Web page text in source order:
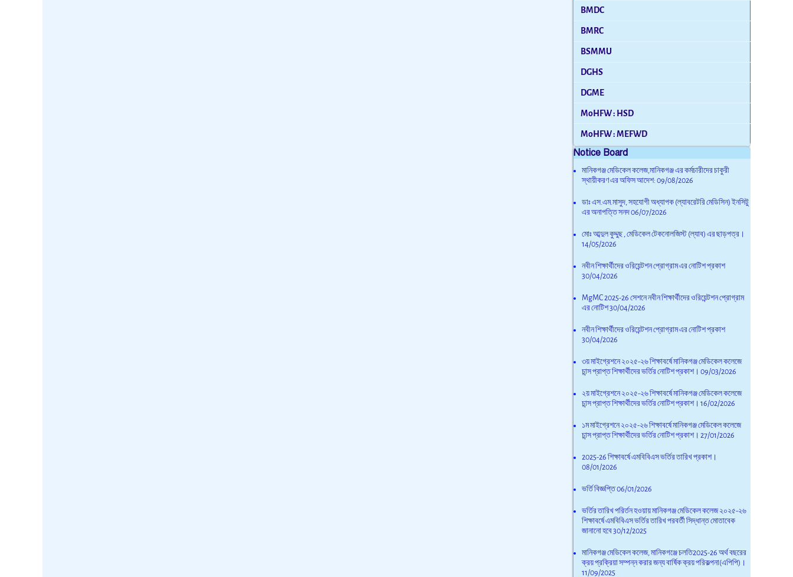
BMDC
BMRC
BSMMU
DGHS
DGME
MoHFW : HSD
MoHFW : MEFWD
Notice Board
মানিকগঞ্জ মেডিকেল কলেজ,মানিকগঞ্জ এর কর্মচারীদের চাকুরী
স্থায়ীকরণ এর অফিস আদেশ: 09/08/2026
ডাঃ এস.এম.মাসুদ, সহযোগী অধ্যাপক (ল্যাবরেটরি মেডিসিন) ইনসিটু
এর অনাপত্তি সনদ06/07/2026
মোঃ আব্দুল কুদ্দুছ , মেডিকেল টেকনোলজিস্ট (ল্যাব) এর ছাড়পত্র।
14/05/2026
নবীন শিক্ষার্থীদের ওরিয়েন্টশন প্রোগ্রাম এর নোটিশ প্রকাশ
30/04/2026
MgMC 2025-26 সেশনে নবীন শিক্ষার্থীদের ওরিয়েন্টশন প্রোগ্রাম
এর নোটিশ30/04/2026
নবীন শিক্ষার্থীদের ওরিয়েন্টশন প্রোগ্রাম এর নোটিশ প্রকাশ
30/04/2026
৩য় মাইগ্রেশনে ২০২৫-২৬ শিক্ষাবর্ষে মানিকগঞ্জ মেডিকেল কলেজে
চান্স প্রাপ্ত শিক্ষার্থীদের ভর্তির নোটিশ প্রকাশ। 09/03/2026
২য় মাইগ্রেশনে ২০২৫-২৬ শিক্ষাবর্ষে মানিকগঞ্জ মেডিকেল কলেজে
চান্স প্রাপ্ত শিক্ষার্থীদের ভর্তির নোটিশ প্রকাশ। 16/02/2026
১ম মাইগ্রেশনে ২০২৫-২৬ শিক্ষাবর্ষে মানিকগঞ্জ মেডিকেল কলেজে
চান্স প্রাপ্ত শিক্ষার্থীদের ভর্তির নোটিশ প্রকাশ। 27/01/2026
2025-26 শিক্ষাবর্ষে এমবিবিএস ভর্তির তারিখ প্রকাশ।
08/01/2026
ভর্তি বিজ্ঞপ্তি06/01/2026
ভর্তির তারিখ পরির্তন হওয়ায় মানিকগঞ্জ মেডিকেল কলেজ ২০২৫-২৬
শিক্ষাবর্ষে এমবিবিএস ভর্তির তারিখ পরবর্তী সিদ্ধান্ত মোতাবেক
জানানো হবে30/12/2025
মানিকগঞ্জ মেডিকেল কলেজ, মানিকগঞ্জে চলতি2025-26 অর্থ বছরের
ক্রয় প্রক্রিয়া সম্পন্ন করার জন্য বার্ষিক ক্রয় পরিকল্পনা(এপিপি)।
11/09/2025